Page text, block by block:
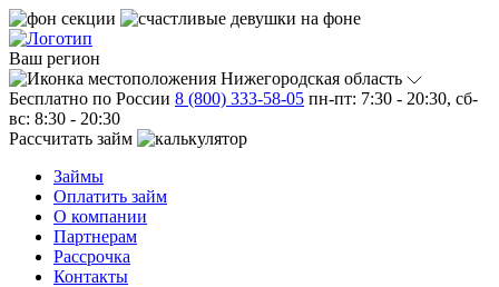
Ваш регион
Нижегородская область
Бесплатно по России 8 (800) 333-58-05 пн-пт: 7:30 - 20:30, сб-
вс: 8:30 - 20:30
Рассчитать займ
Займы
Оплатить займ
О компании
Партнерам
Рассрочка
Контакты